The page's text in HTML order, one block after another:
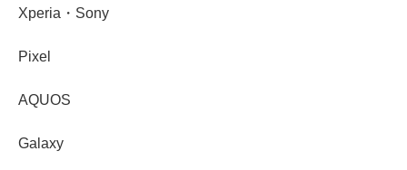
Xperia・Sony
Pixel
AQUOS
Galaxy